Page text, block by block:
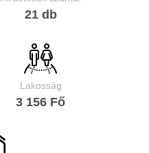
21 db
Lakosság
3 156 Fő